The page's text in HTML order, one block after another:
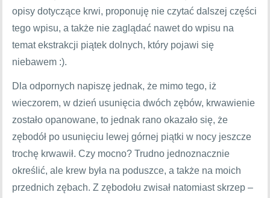
opisy dotyczące krwi, proponuję nie czytać dalszej części
tego wpisu, a także nie zaglądać nawet do wpisu na
temat ekstrakcji piątek dolnych, który pojawi się
niebawem :).
Dla odpornych napiszę jednak, że mimo tego, iż
wieczorem, w dzień usunięcia dwóch zębów, krwawienie
zostało opanowane, to jednak rano okazało się, że
zębodół po usunięciu lewej górnej piątki w nocy jeszcze
trochę krwawił. Czy mocno? Trudno jednoznacznie
określić, ale krew była na poduszce, a także na moich
przednich zębach. Z zębodołu zwisał natomiast skrzep –